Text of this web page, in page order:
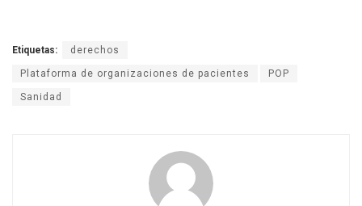
Etiquetas: derechos
Plataforma de organizaciones de pacientes POP
Sanidad